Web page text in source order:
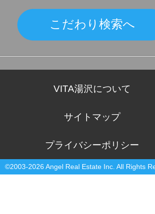
こだわり検索へ
VITA湯沢について
サイトマップ
プライバシーポリシー
©2003-2026 Angel Real Estate Inc. All Rights